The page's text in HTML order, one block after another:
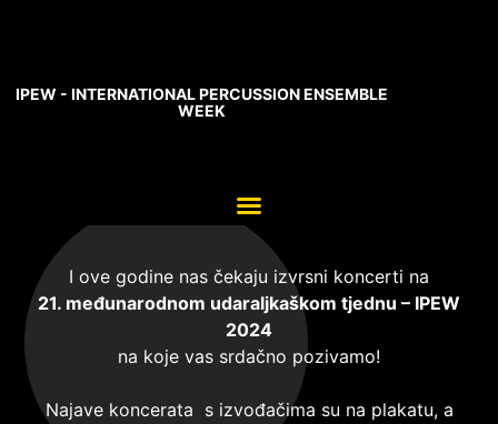
IPEW - INTERNATIONAL PERCUSSION ENSEMBLE
WEEK
I ove godine nas čekaju izvrsni koncerti na
21. međunarodnom udaraljkaškom tjednu – IPEW
2024
na koje vas srdačno pozivamo!
Najave koncerata s izvođačima su na plakatu, a